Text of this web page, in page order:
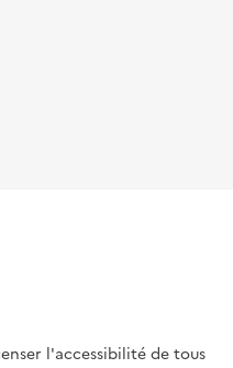
l'accessibilité de tous